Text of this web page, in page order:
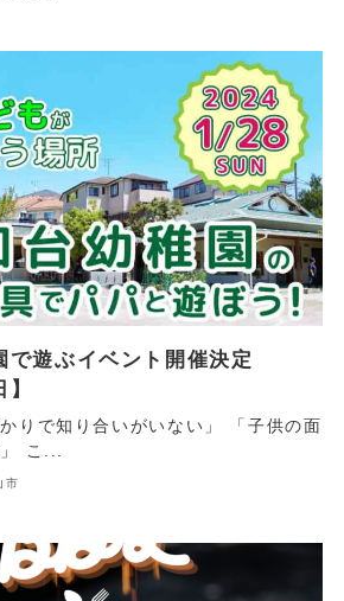
で遊ぶイベント開催決定
りで知り合いがいない」 「子供の面
こ...
市